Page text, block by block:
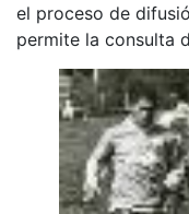
el proceso de
permite la consulta